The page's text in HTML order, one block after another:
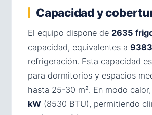
Capacidad y
El equipo dispone de 2635
capacidad, equivalentes a
refrigeración. Esta capacidad
para dormitorios y espacios
hasta 25-30 m². En modo
kW (8530 BTU), permitiendo